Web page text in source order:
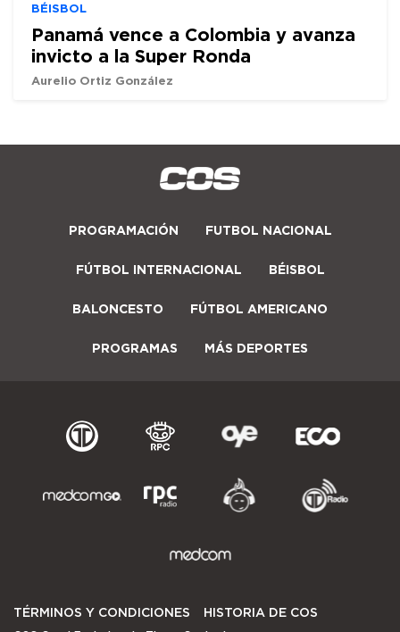
BÉISBOL
Panamá vence a Colombia y avanza
invicto a la Super Ronda
Aurelio Ortiz González
PROGRAMACIÓN FUTBOL NACIONAL
FÚTBOL INTERNACIONAL BÉISBOL
BALONCESTO FÚTBOL AMERICANO
PROGRAMAS MÁS DEPORTES
TÉRMINOS Y CONDICIONES HISTORIA DE COS